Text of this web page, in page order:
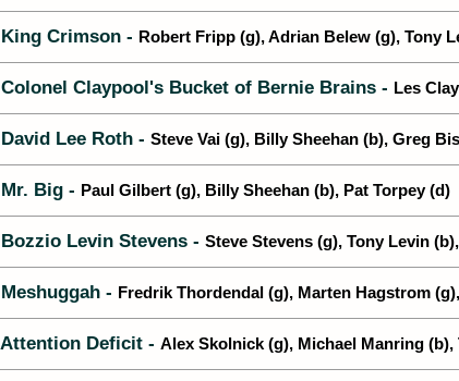
King Crimson - Robert Fripp (g), Adrian Belew (g), Tony
Colonel Claypool's Bucket of Bernie Brains - Les
David Lee Roth - Steve Vai (g), Billy Sheehan (b), Greg
Mr. Big - Paul Gilbert (g), Billy Sheehan (b), Pat Torpey (d)
Bozzio Levin Stevens - Steve Stevens (g), Tony Levin
Meshuggah - Fredrik Thordendal (g), Marten Hagstrom
Attention Deficit - Alex Skolnick (g), Michael Manring (b),